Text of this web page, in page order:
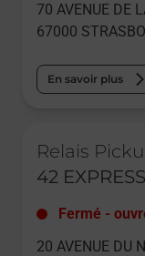
70 AVENUE DE
67000
En savoir plus
Relais
42 EXPRESS
Fermé -
20 AVENUE DU